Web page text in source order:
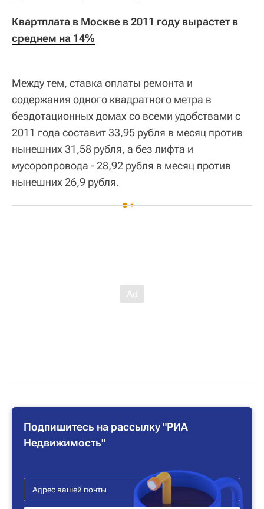
Квартплата в Москве в 2011 году вырастет в
среднем на 14%
Между тем, ставка оплаты ремонта и
содержания одного квадратного метра в
бездотационных домах со всеми удобствами с
2011 года составит 33,95 рубля в месяц против
нынешних 31,58 рубля, а без лифта и
мусоропровода - 28,92 рубля в месяц против
нынешних 26,9 рубля.
Подпишитесь на рассылку "РИА
Недвижимость"